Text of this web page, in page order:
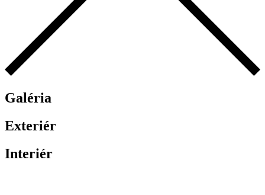
Galéria
Exteriér
Interiér